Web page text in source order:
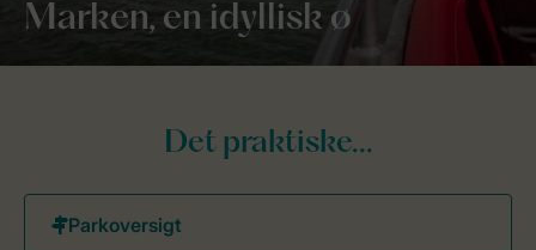
Marken, en idyllisk ø
Det praktiske...